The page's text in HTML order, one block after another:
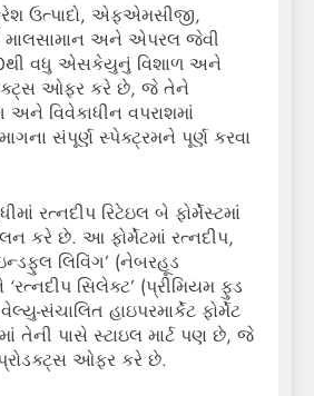
ઉત્પાદો, એફએમસીજી,
માલસામાન અને એપરલ જેવી
વધુ એસકેયુનું વિશાળ અને
ઓફર કરે છે, જે તેને
વિવેકાધીન વપરાશમાં
સંપૂર્ણ સ્પેક્ટ્રમને પૂર્ણ કરવા
રત્નદીપ રિટેઇલ બે ફોર્મેસ્ટમાં
કરે છે. આ ફોર્મેટમાં રત્નદીપ,
લિવિંગ’ (નેબરહૂડ
સિલેક્ટ’ (પ્રીમિયમ ફુડ
સંચાલિત હાઇપરમાર્કેટ ફોર્મેટ
તેની પાસે સ્ટાઇલ માર્ટ પણ છે, જે
ઓફર કરે છે.